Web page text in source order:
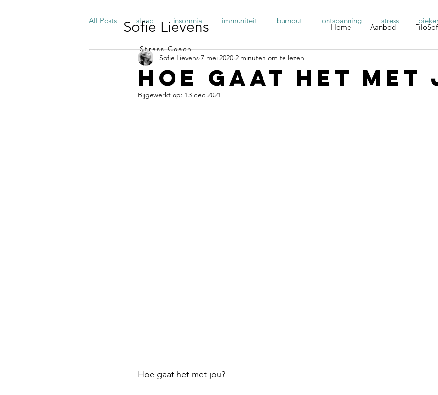
Sofie Lievens Home Aanbod
Stress Coach
All Posts slaap insomnia immuniteit burnout ontspanning stress
communicatie aandacht
Hoe gaat het met
Sofie Lievens 7 mei 2020 2 minuten om te lezen
Bijgewerkt op: 13 dec 2021
Hoe gaat het met jou?